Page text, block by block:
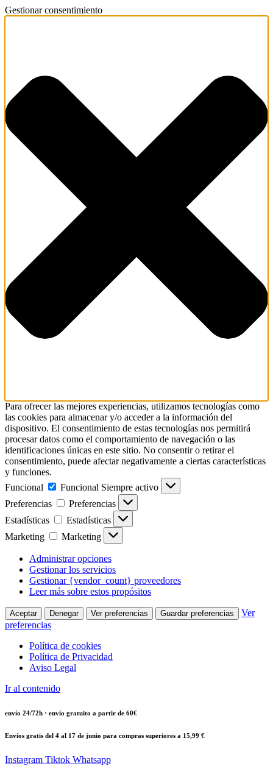
Gestionar consentimiento
Para ofrecer las mejores experiencias, utilizamos tecnologías como
las cookies para almacenar y/o acceder a la información del
dispositivo. El consentimiento de estas tecnologías nos permitirá
procesar datos como el comportamiento de navegación o las
identificaciones únicas en este sitio. No consentir o retirar el
consentimiento, puede afectar negativamente a ciertas características
y funciones.
Funcional
Funcional Siempre activo
Preferencias
Preferencias
Estadísticas
Estadísticas
Marketing
Marketing
Administrar opciones
Gestionar los servicios
Gestionar {vendor_count} proveedores
Leer más sobre estos propósitos
Aceptar Denegar Ver preferencias Guardar preferencias
Ver
preferencias
Política de cookies
Política de Privacidad
Aviso Legal
Ir al contenido
envío 24/72h · envío gratuito a partir de 60€
Envíos gratis del 4 al 17 de junio para compras superiores a 15,99 €
Instagram Tiktok Whatsapp